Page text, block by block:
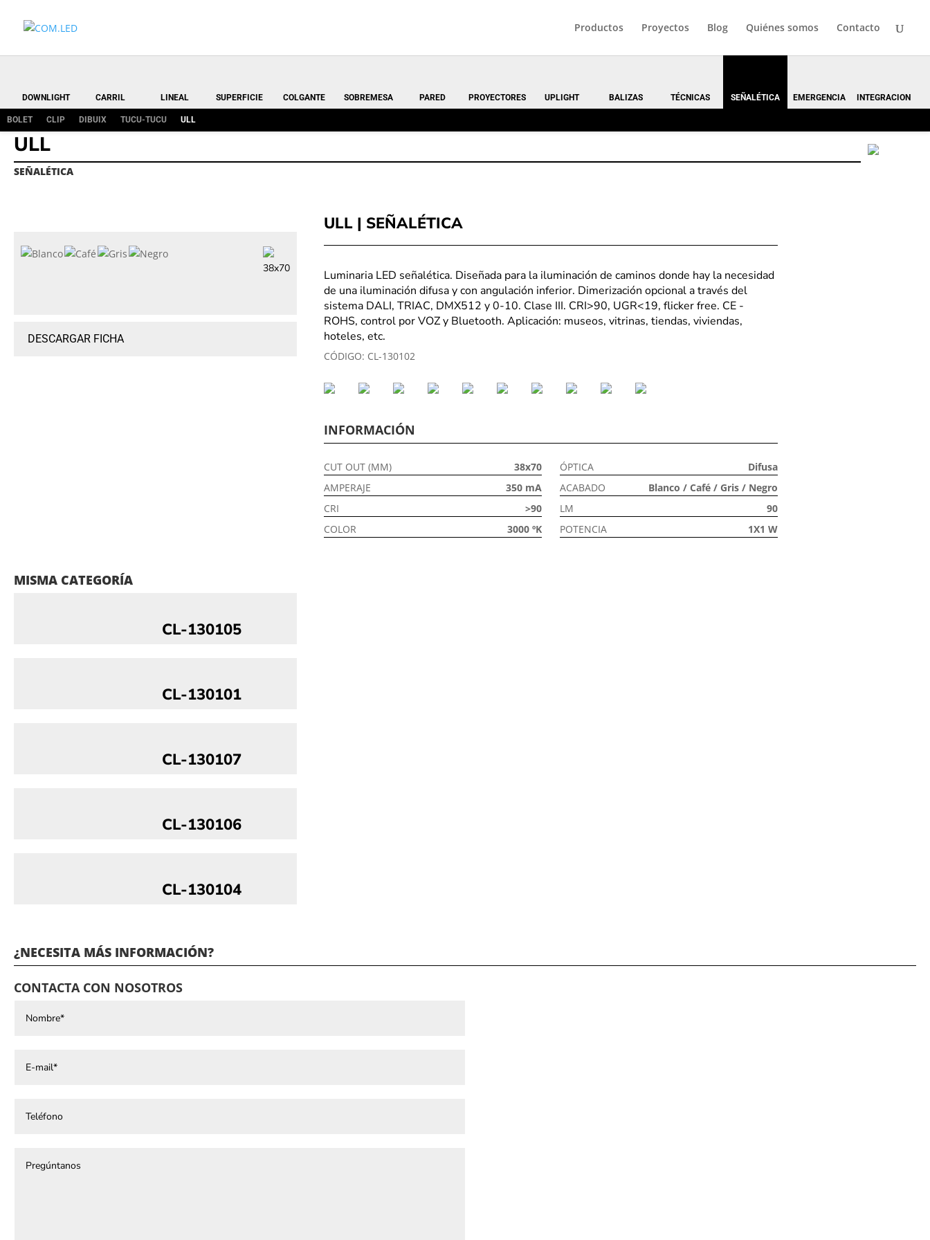
Productos Proyectos Blog Quiénes somos Contacto
DOWNLIGHT CARRIL LINEAL SUPERFICIE COLGANTE SOBREMESA PARED PROYECTORES UPLIGHT BALIZAS TÉCNICAS SEÑALÉTICA
BOLET CLIP DIBUIX TUCU-TUCU ULL
EMERGENCIA INTEGRACION
ULL
SEÑALÉTICA
38x70
DESCARGAR FICHA
ULL | SEÑALÉTICA
Luminaria LED señalética. Diseñada para la iluminación de caminos donde hay la necesidad
de una iluminación difusa y con angulación inferior. Dimerización opcional a través del
sistema DALI, TRIAC, DMX512 y 0-10. Clase III. CRI>90, UGR<19, flicker free. CE -
ROHS, control por VOZ y Bluetooth. Aplicación: museos, vitrinas, tiendas, viviendas,
hoteles, etc.
CÓDIGO: CL-130102
INFORMACIÓN
CUT OUT (MM)
38x70
AMPERAJE
350 mA
CRI
>90
COLOR
3000 ºK
ÓPTICA
Difusa
ACABADO
Blanco / Café / Gris / Negro
LM
90
POTENCIA
1X1 W
MISMA CATEGORÍA
CL-130105
CL-130101
CL-130107
CL-130106
CL-130104
¿NECESITA MÁS INFORMACIÓN?
CONTACTA CON NOSOTROS